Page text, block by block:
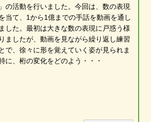
の活動を行いました。今回は、数の表現
当て、1から1億までの手話を動画を通し
した。最初は大きな数の表現に戸惑う様
ましたが、動画を見ながら繰り返し練習
で、徐々に形を覚えていく姿が見られま
に、桁の変化をどのよう・・・